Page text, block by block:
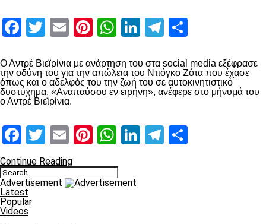
Facebook
Twitter
EmailPinterest
WhatsApp
LinkedIn
Telegram
Ο Αντρέ Βιεϊρίνια με ανάρτηση του στα social media εξέφρασε
την οδύνη του για την απώλεια του Ντιόγκο Ζότα που έχασε
όπως και ο αδελφός του την ζωή του σε αυτοκινητιστικό
δυστύχημα. «Αναπαύσου εν ειρήνη», ανέφερε στο μήνυμά του
ο Αντρέ Βιεϊρίνια.
Facebook
Twitter
EmailPinterest
WhatsApp
LinkedIn
Telegram
Continue Reading
Advertisement
Latest
Popular
Videos